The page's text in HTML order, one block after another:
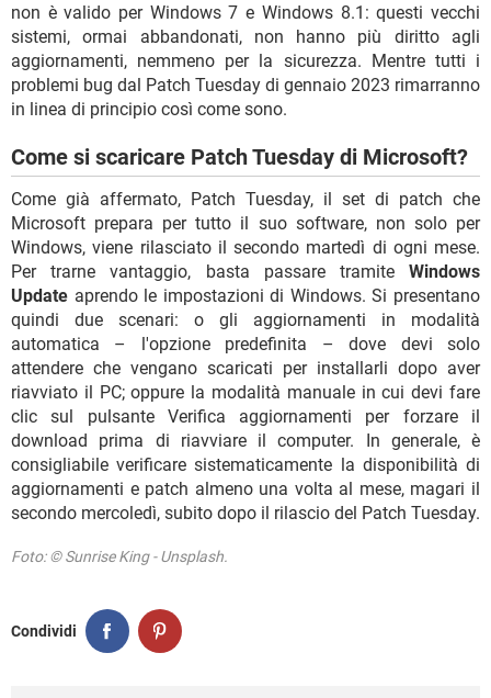
non è valido per Windows 7 e Windows 8.1: questi vecchi
sistemi, ormai abbandonati, non hanno più diritto agli
aggiornamenti, nemmeno per la sicurezza. Mentre tutti i
problemi bug dal Patch Tuesday di gennaio 2023 rimarranno
in linea di principio così come sono.
Come si scaricare Patch Tuesday di Microsoft?
Come già affermato, Patch Tuesday, il set di patch che
Microsoft prepara per tutto il suo software, non solo per
Windows, viene rilasciato il secondo martedì di ogni mese.
Per trarne vantaggio, basta passare tramite Windows
Update aprendo le impostazioni di Windows. Si presentano
quindi due scenari: o gli aggiornamenti in modalità
automatica – l'opzione predefinita – dove devi solo
attendere che vengano scaricati per installarli dopo aver
riavviato il PC; oppure la modalità manuale in cui devi fare
clic sul pulsante Verifica aggiornamenti per forzare il
download prima di riavviare il computer. In generale, è
consigliabile verificare sistematicamente la disponibilità di
aggiornamenti e patch almeno una volta al mese, magari il
secondo mercoledì, subito dopo il rilascio del Patch Tuesday.
Foto: © Sunrise King - Unsplash.
Condividi